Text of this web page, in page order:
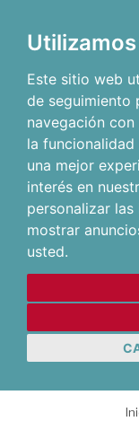
Este sitio web
de seguimiento
navegación
la
una mejor
interés en
personalizar
mostrar
usted.